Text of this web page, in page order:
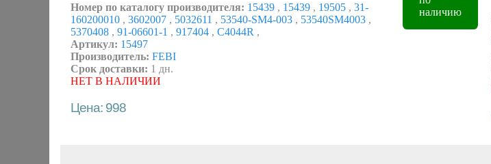
Номер по каталогу производителя: 15439 , 15439 , 19505 , 31-
160200010 , 3602007 , 5032611 , 53540-SM4-003 , 53540SM4003 ,
5370408 , 91-06601-1 , 917404 , C4044R ,
Артикул: 15497
Производитель: FEBI
Срок доставки: 1 дн.
НЕТ В НАЛИЧИИ
Цена: 998
наличию